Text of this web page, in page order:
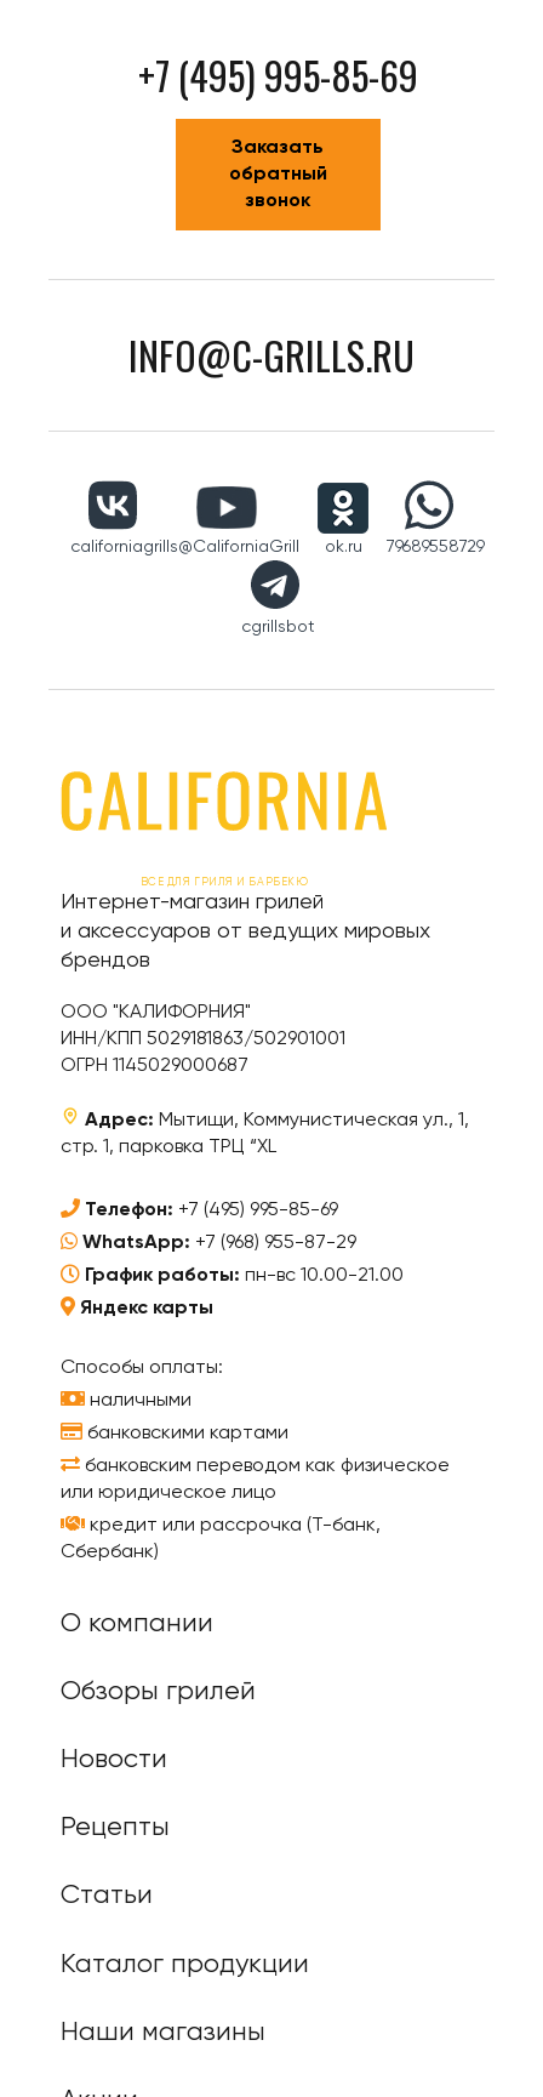
+7 (495) 995-85-69
Заказать
обратный
звонок
INFO@C-GRILLS.RU
californiagrills@CaliforniaGrill ok.ru 79689558729
cgrillsbot
ВСЕ ДЛЯ ГРИЛЯ И БАРБЕКЮ
Интернет-магазин грилей
и аксессуаров от ведущих мировых
брендов
ООО "КАЛИФОРНИЯ"
ИНН/КПП 5029181863/502901001
ОГРН 1145029000687
Адрес: Мытищи, Коммунистическая ул., 1,
стр. 1, парковка ТРЦ “XL
Телефон: +7 (495) 995-85-69
WhatsApp: +7 (968) 955-87-29
График работы: пн-вс 10.00-21.00
Яндекс карты
Способы оплаты:
наличными
банковскими картами
банковским переводом как физическое
или юридическое лицо
кредит или рассрочка (Т-банк,
Сбербанк)
О компании
Обзоры грилей
Новости
Рецепты
Статьи
Каталог продукции
Наши магазины